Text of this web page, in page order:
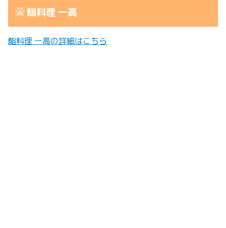
鮨料理 一高
鮨料理 一高の詳細はこちら